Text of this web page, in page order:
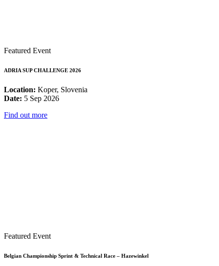
Featured Event
ADRIA SUP CHALLENGE 2026
Location: Koper, Slovenia
Date: 5 Sep 2026
Find out more
Featured Event
Belgian Championship Sprint & Technical Race – Hazewinkel